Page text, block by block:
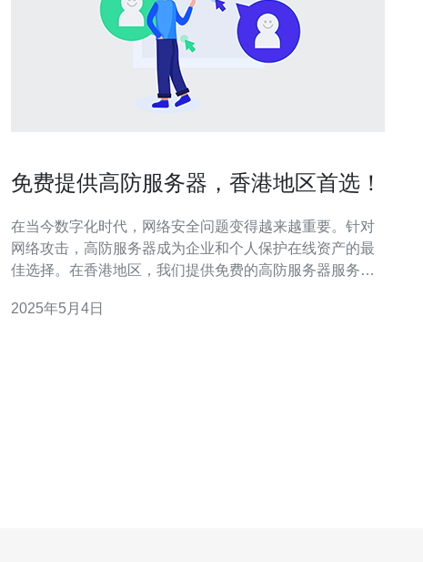
免费提供高防服务器，香港地区首选！
在当今数字化时代，网络安全问题变得越来越重要。针对
网络攻击，高防服务器成为企业和个人保护在线资产的最
佳选择。在香港地区，我们提供免费的高防服务器服务，
强大防御能力的服务器，能够有效抵御各种网络攻击，保
2025年5月4日